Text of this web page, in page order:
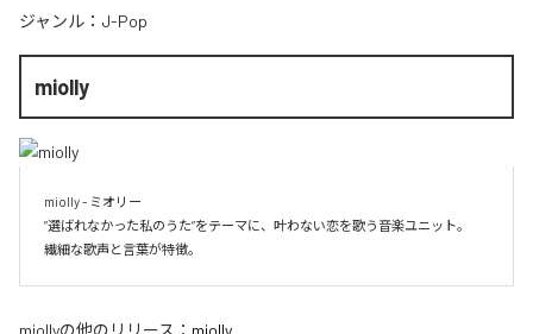
ジャンル： J-Pop
miolly
miolly - ミオリー
”選ばれなかった私のうた”をテーマに、叶わない恋を歌う音楽ユニット。